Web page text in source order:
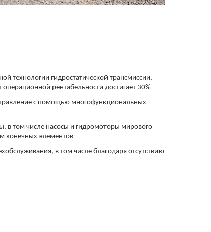
технологии гидростатической трансмиссии,
рентабельности достигает 30%
с помощью многофункциональных
в том числе насосы и гидромоторы мирового
конечных элементов
в том числе благодаря отсутствию